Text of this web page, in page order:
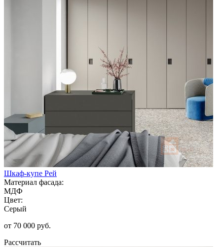
Шкаф-купе Рей
Материал фасада:
МДФ
Цвет:
Серый
от 70 000 руб.
Рассчитать